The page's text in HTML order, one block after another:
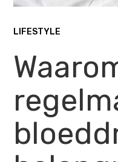
LIFESTYLE